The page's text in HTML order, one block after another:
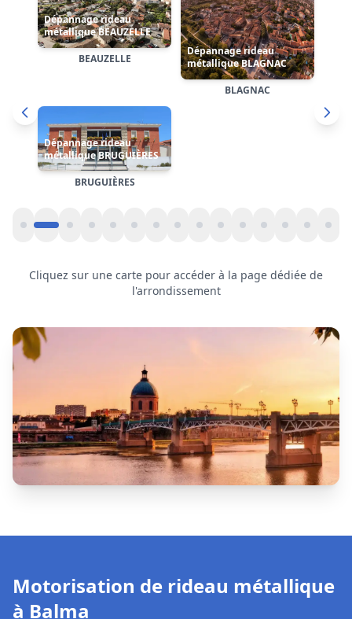
COLOMIERS
Cliquez sur une carte pour accéder à la page dédiée de
l'arrondissement
Motorisation de rideau métallique
àBalma
Le est l'élément central d'unrideau métallique
•Moteur 230 V ou 400 V qui chauffe ou ne répond plus
•Bruits inhabituels